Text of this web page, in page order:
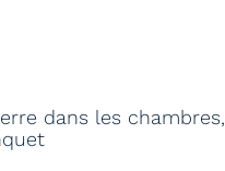
dans les chambres,